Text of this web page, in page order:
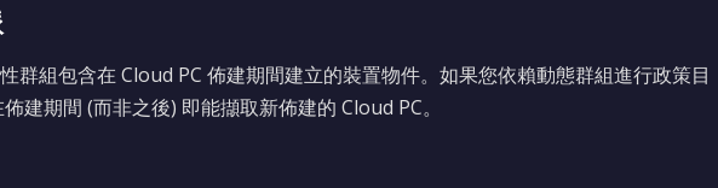
群組包含在 Cloud PC 佈建期間建立的裝置物件。如果您依賴動態群組進行政策目
建期間 (而非之後) 即能擷取新佈建的 Cloud PC。